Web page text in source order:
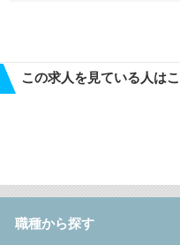
この求人を見ている人は
職種から探す